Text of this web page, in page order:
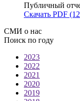
Публичный
Скачать PDF
СМИ о нас
Поиск по году
2023
2022
2021
2020
2019